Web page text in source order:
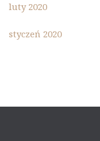
luty 2020
styczeń 2020